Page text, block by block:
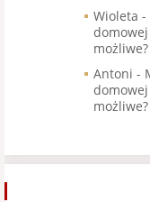
Wioleta -
możliwe?
Antoni -
możliwe?